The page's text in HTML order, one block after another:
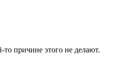
причине этого не делают.